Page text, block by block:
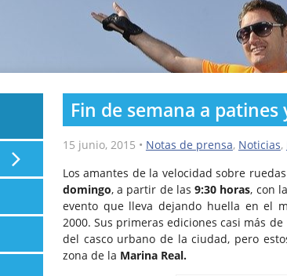
Fin de semana a patines
15 junio, 2015 • Notas de prensa, Noticias,
Los amantes de la velocidad sobre
domingo, a partir de las9:30 horas, con
evento que lleva dejando huella en el
2000. Sus primeras ediciones casi más
del casco urbano de la ciudad, pero
zona de la Marina Real.